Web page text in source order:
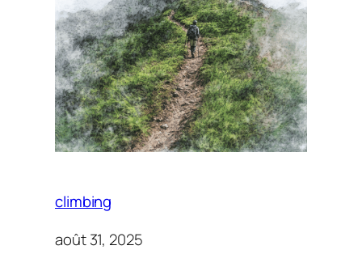
climbing
août 31, 2025